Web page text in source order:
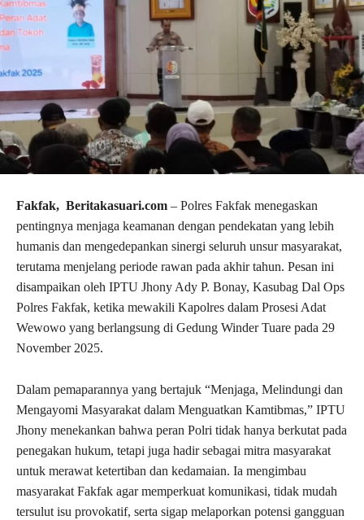
Fakfak, Beritakasuari.com – Polres Fakfak menegaskan
pentingnya menjaga keamanan dengan pendekatan yang lebih
humanis dan mengedepankan sinergi seluruh unsur masyarakat,
terutama menjelang periode rawan pada akhir tahun. Pesan ini
disampaikan oleh IPTU Jhony Ady P. Bonay, Kasubag Dal Ops
Polres Fakfak, ketika mewakili Kapolres dalam Prosesi Adat
Wewowo yang berlangsung di Gedung Winder Tuare pada 29
November 2025.
Dalam pemaparannya yang bertajuk “Menjaga, Melindungi dan
Mengayomi Masyarakat dalam Menguatkan Kamtibmas,” IPTU
Jhony menekankan bahwa peran Polri tidak hanya berkutat pada
penegakan hukum, tetapi juga hadir sebagai mitra masyarakat
untuk merawat ketertiban dan kedamaian. Ia mengimbau
masyarakat Fakfak agar memperkuat komunikasi, tidak mudah
tersulut isu provokatif, serta sigap melaporkan potensi gangguan